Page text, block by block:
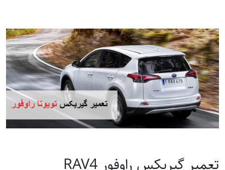
تعمیر گیربکس راوفور RAV4